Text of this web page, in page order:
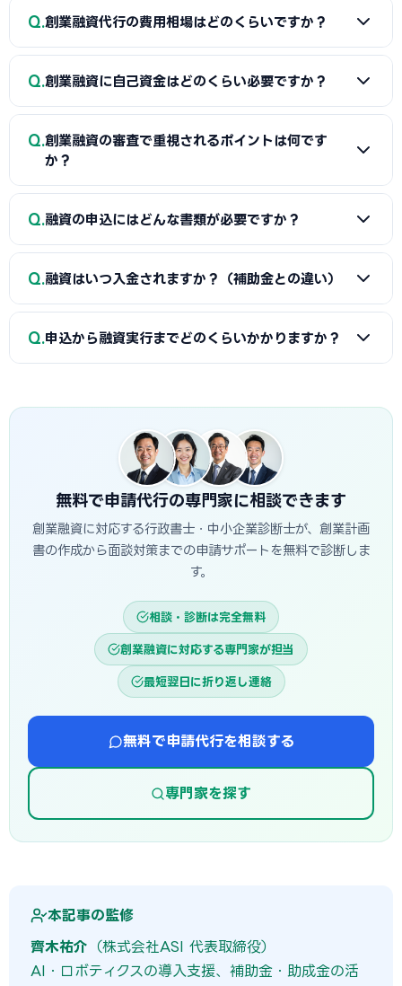
A
日本政策金融公庫の「新規開業資金」、信用保証協会の
薦の「マル経融資」などが中心です。実績の浅い創業期で
も、原則無担保・無保証人で利用できる制度が複数ありま
Q 創業融資代行の費用相場はどのくらいですか？
A
一般的に「着手金（無料〜数万円）＋成功報酬（融資実
所もあります。融資額や難易度で異なるため、契約前に見積
もりと報酬条件を必ず確認しましょう。当サイトでは阿南市
に対応した実績豊富な専門家を無料でご紹介しています。
Q 創業融資に自己資金はどのくらい必要ですか？
A
制度上の自己資金要件は緩和傾向にありますが、実務で
は希望融資額の1〜3割程度の自己資金があると審査で有利と
歴」です。通帳で計画的な資金準備を示せると評価が高まり
ます。一時的な借入による見せ金は逆効果なので避けましょ
Q 創業融資の審査で重視されるポイントは何です
か？
A
①自己資金の額と出所、②事業の経験・スキル、③創業
阿南市の市場環境や自身の強みを踏まえた、堅実かつ実現可
能な計画ほど高く評価されます。創業融資代行はこの作り込
Q 融資の申込にはどんな書類が必要ですか？
A
一般的に、創業計画書、資金繰り表、見積書、自己資金
決算書などが必要です。創業融資代行はこれらの書類作成・
整備と不備チェックを代行し、面談で説明すべき要点まで準
Q 融資はいつ入金されますか？（補助金との違い）
A
融資は補助金と違い「前払い」です。審査通過・契約後
Q 申込から融資実行までどのくらいかかりますか？
資実行までおおむね3週間〜1.5か月程度が目安です。信用保
証協会・制度融資は金融機関と保証協会の二段階審査のた
め、もう少し時間がかかる場合があります。創業スケジュール
から逆算し、早めに準備を始めることが重要です。
無料で申請代行の専門家に相談できます
創業融資に対応する行政書士・中小企業診断士が、創業計画
書の作成から面談対策までの申請サポートを無料で診断しま
す。
相談・診断は完全無料
創業融資に対応する専門家が担当
最短翌日に折り返し連絡
無料で申請代行を相談する
専門家を探す
本記事の監修
齊木祐介 （株式会社ASI 代表取締役）
AI・ロボティクスの導入支援、補助金・助成金の活